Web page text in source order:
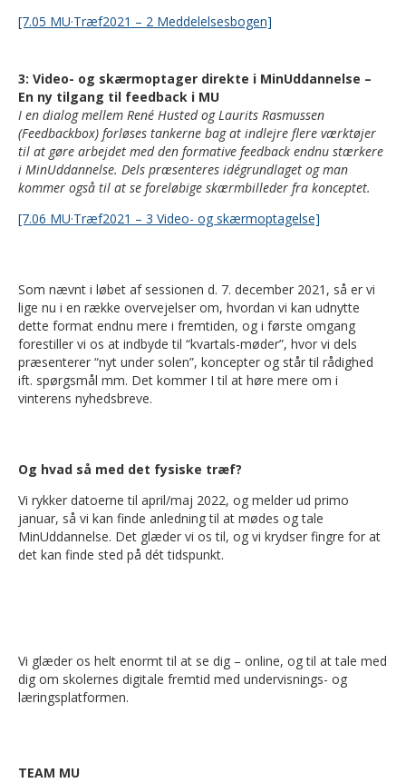
[7.05 MU·Træf2021 – 2 Meddelelsesbogen]
3: Video- og skærmoptager direkte i MinUddannelse –
En ny tilgang til feedback i MU
I en dialog mellem René Husted og Laurits Rasmussen
(Feedbackbox) forløses tankerne bag at indlejre flere værktøjer
til at gøre arbejdet med den formative feedback endnu stærkere
i MinUddannelse. Dels præsenteres idégrundlaget og man
kommer også til at se foreløbige skærmbilleder fra konceptet.
[7.06 MU·Træf2021 – 3 Video- og skærmoptagelse]
Som nævnt i løbet af sessionen d. 7. december 2021, så er vi
lige nu i en række overvejelser om, hvordan vi kan udnytte
dette format endnu mere i fremtiden, og i første omgang
forestiller vi os at indbyde til “kvartals-møder”, hvor vi dels
præsenterer “nyt under solen”, koncepter og står til rådighed
ift. spørgsmål mm. Det kommer I til at høre mere om i
vinterens nyhedsbreve.
Og hvad så med det fysiske træf?
Vi rykker datoerne til april/maj 2022, og melder ud primo
januar, så vi kan finde anledning til at mødes og tale
MinUddannelse. Det glæder vi os til, og vi krydser fingre for at
det kan finde sted på dét tidspunkt.
Vi glæder os helt enormt til at se dig – online, og til at tale med
dig om skolernes digitale fremtid med undervisnings- og
læringsplatformen.
TEAM MU